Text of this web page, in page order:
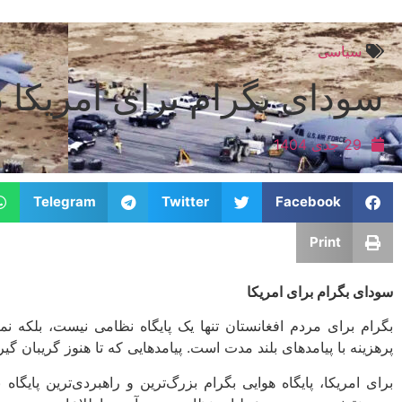
سیاسی
سودای بگرام برای امریکا
29 جدی 1404
Facebook
Twitter
Telegram
Print
سودای بگرام برای امریکا
بگرام برای مردم افغانستان تنها یک پایگاه نظامی نیست،
پرهزینه با پیامدهای بلند مدت است. پیامدهایی که تا هنوز گریبان
برای امریکا، پایگاه هوایی بگرام بزرگ‌ترین و راهبردی‌ترین